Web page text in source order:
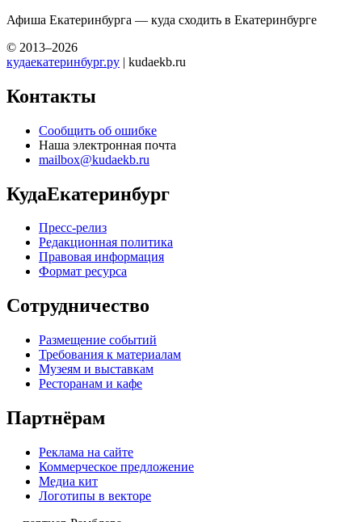
Афиша Екатеринбурга — куда сходить в Екатеринбурге
© 2013–2026
кудаекатеринбург.ру | kudaekb.ru
Контакты
Сообщить об ошибке
Наша электронная почта
mailbox@kudaekb.ru
КудаЕкатеринбург
Пресс-релиз
Редакционная политика
Правовая информация
Формат ресурса
Сотрудничество
Размещение событий
Требования к материалам
Музеям и выставкам
Ресторанам и кафе
Партнёрам
Реклама на сайте
Коммерческое предложение
Медиа кит
Логотипы в векторе